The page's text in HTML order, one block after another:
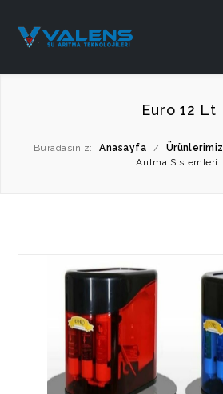
Euro 12 Lt
Buradasınız: Anasayfa / Ürünlerimiz
Arıtma Sistemleri